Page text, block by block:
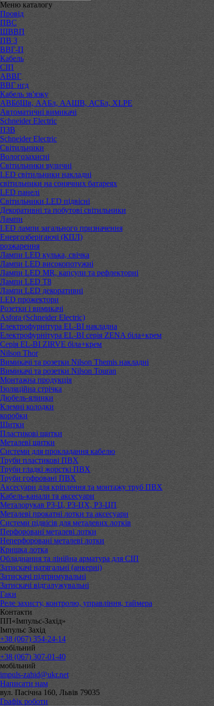
Меню каталогу
Провід
ПВС
ШВВП
ПВ 3
ВВГ-П
Кабель
СІП
АВВГ
ВВГ нгд
Кабель зв'язку
АВБбШв, ААБл, ААШВ, АСБл, XLPE
Автоматичні вимикачі
Schneider Electric
ПЗВ
Schneider Electric
Світильники
Вологозахисні
Світильники вуличні
LED світильники накладні
світильники на сонячних батареях
LED панелі
Світильники LED підвісні
Декоративні та побутові світильники
Лампи
LED лампи загального призначення
Енергозберігаючі (КПЛ)
розжарення
Лампи LED кулька, свічка
Лампи LED високопотужні
Лампи LED MR, капсули та рефлекторні
Лампи LED Т8
Лампи LED декоративні
LED прожектори
Розетки і вимикачі
Asfora (Schneider Electric)
Електрофурнітура EL-BI накладна
Електрофурнітура EL-BI серія ZENA біла+крем
Серія EL-BI ZIRVE біла+крем
Nilson Thor
Вимикачі та розетки Nilson Themis накладні
Вимикачі та розетки Nilson Touran
Монтажна продукція
Ізоляційна стрічка
Дюбель-ялинки
Клемні колодки
коробки
Щитки
Пластикові щитки
Металеві щитки
Системи для прокладання кабелю
Труби пластикові ПВХ
Труби гладкі жорсткі ПВХ
Труби гофровані ПВХ
Аксесуари для кріплення та монтажу труб ПВХ
Кабель-канали та аксесуари
Металорукав РЗ-Ц, РЗ-ЦХ, РЗ-ЦП
Металеві прокатні лотки та аксесуари
Системи підвісів для металевих лотків
Перфоровані металеві лотки
Неперфоровані металеві лотки
Кришка лотка
Обладнання та лінійна арматура для СІП
Затискачі натягальні (анкерні)
Затискачі підтримувальні
Затискачі відгалужувальні
Гаки
Реле захисту, контролю, управління, таймера
Контакти
ПП«Імпульс-Захід»
Імпульс Захід
+38 (067) 354-24-14
мобільний
+38 (067) 307-01-40
мобільний
impuls-zahid@ukr.net
Написати нам
вул. Пасічна 160, Львів 79035
Графік роботи